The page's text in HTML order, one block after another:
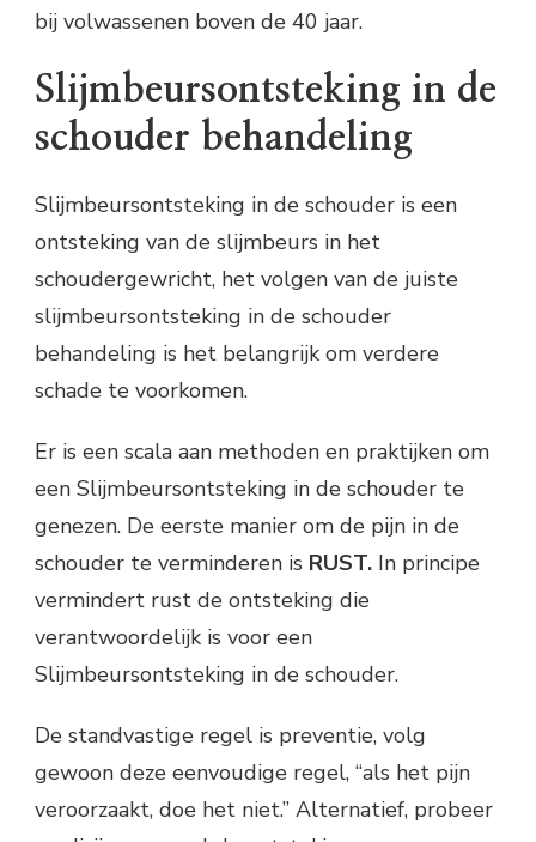
bij volwassenen boven de 40 jaar.
Slijmbeursontsteking in de
schouder behandeling
Slijmbeursontsteking in de schouder is een
ontsteking van de slijmbeurs in het
schoudergewricht, het volgen van de juiste
slijmbeursontsteking in de schouder
behandeling is het belangrijk om verdere
schade te voorkomen.
Er is een scala aan methoden en praktijken om
een Slijmbeursontsteking in de schouder te
genezen. De eerste manier om de pijn in de
schouder te verminderen is RUST. In principe
vermindert rust de ontsteking die
verantwoordelijk is voor een
Slijmbeursontsteking in de schouder.
De standvastige regel is preventie, volg
gewoon deze eenvoudige regel, “als het pijn
veroorzaakt, doe het niet.” Alternatief, probeer